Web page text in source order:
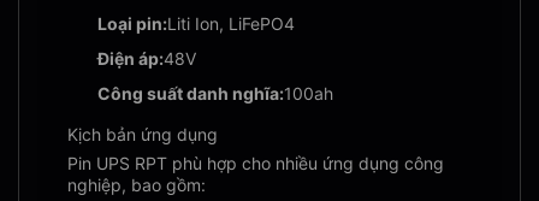
Loại pin:Liti Ion, LiFePO4
Điện áp:48V
Công suất danh nghĩa:100ah
Kịch bản ứng dụng
Pin UPS RPT phù hợp cho nhiều ứng dụng công
nghiệp, bao gồm: